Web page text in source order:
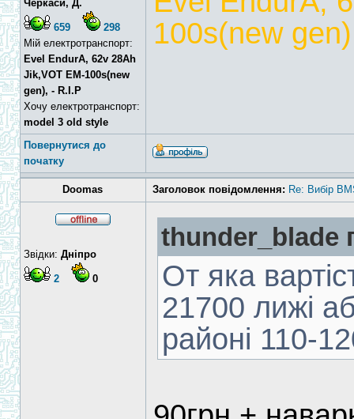
Черкаси, Д.
659
298
Мій електротранспорт:
Evel EndurA, 62v 28Ah
Jik,VOT EM-100s(new
gen), - R.I.P
Хочу електротранспорт:
model 3 old style
100s(new
Повернутися до
початку
Doomas Заголовок повідомлення: Re: Вибір
Звідки: Дніпро
2 0
thunder_blade
От яка
21700 лижі
районі 110-